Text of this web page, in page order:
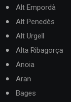
Alt Empordà
Alt Penedès
Alt Urgell
Alta Ribagorça
Anoia
Aran
Bages